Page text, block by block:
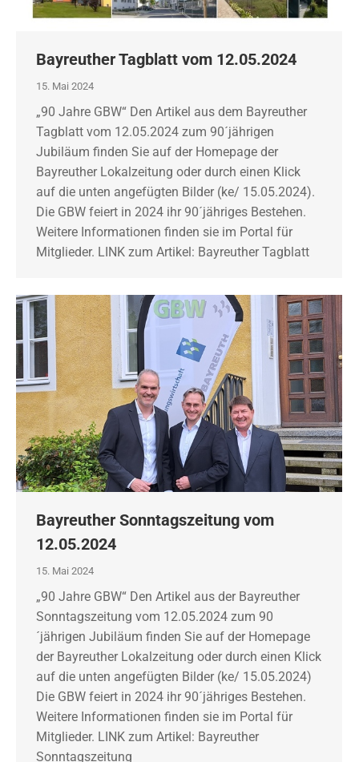
Bayreuther Tagblatt vom 12.05.2024
15. Mai 2024
„90 Jahre GBW“ Den Artikel aus dem Bayreuther
Tagblatt vom 12.05.2024 zum 90´jährigen
Jubiläum finden Sie auf der Homepage der
Bayreuther Lokalzeitung oder durch einen Klick
auf die unten angefügten Bilder (ke/ 15.05.2024).
Die GBW feiert in 2024 ihr 90´jähriges Bestehen.
Weitere Informationen finden sie im Portal für
Mitglieder. LINK zum Artikel: Bayreuther Tagblatt
Bayreuther Sonntagszeitung vom
12.05.2024
15. Mai 2024
„90 Jahre GBW“ Den Artikel aus der Bayreuther
Sonntagszeitung vom 12.05.2024 zum 90
´jährigen Jubiläum finden Sie auf der Homepage
der Bayreuther Lokalzeitung oder durch einen Klick
auf die unten angefügten Bilder (ke/ 15.05.2024)
Die GBW feiert in 2024 ihr 90´jähriges Bestehen.
Weitere Informationen finden sie im Portal für
Mitglieder. LINK zum Artikel: Bayreuther
Sonntagszeitung